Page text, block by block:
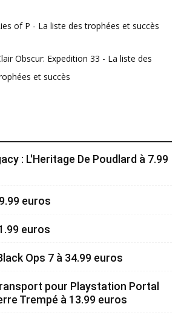
of P - La liste des trophées et succès
Obscur: Expedition 33 - La liste des
et succès
: L'Heritage De Poudlard à 7.99
euros
euros
Ops 7 à 34.99 euros
pour Playstation Portal
Trempé à 13.99 euros